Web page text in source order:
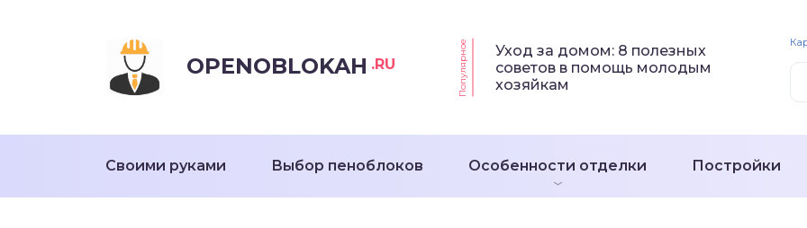
OPENOBLOKAH .RU Популярное
Уход за домом: 8 полезных
советов в помощь молодым
хозяйкам
Своими руками Выбор пеноблоков Особенности отделки Постройки